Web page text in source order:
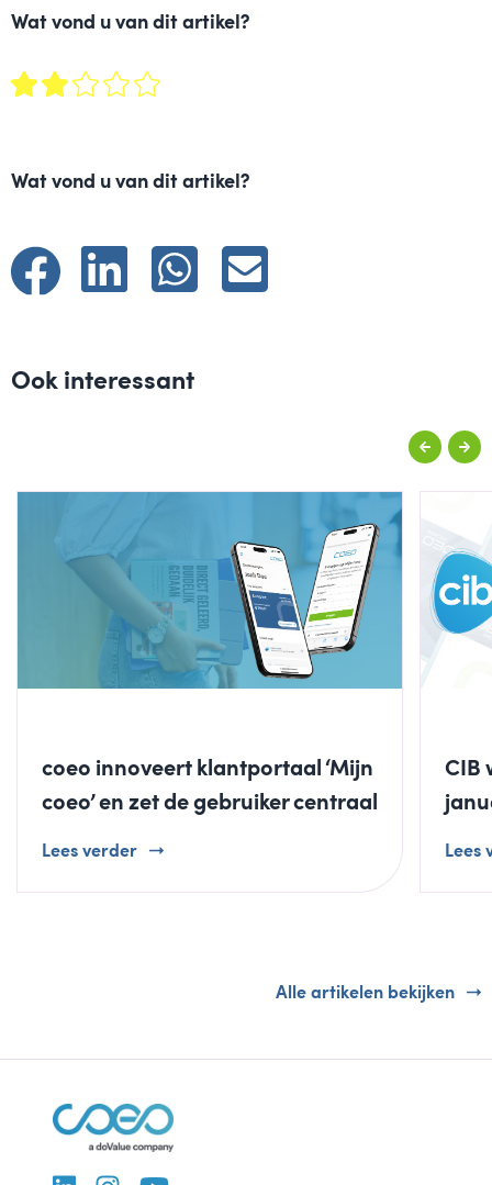
Wat vond u van dit artikel?
Wat vond u van dit artikel?
Ook interessant
coeo innoveert klantportaal ‘Mijn
coeo’ en zet de gebruiker centraal
Lees verder
CIB
Lees
Alle artikelen bekijken